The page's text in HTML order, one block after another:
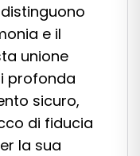
distinguono
e il
unione
profonda
sicuro,
di fiducia
la sua